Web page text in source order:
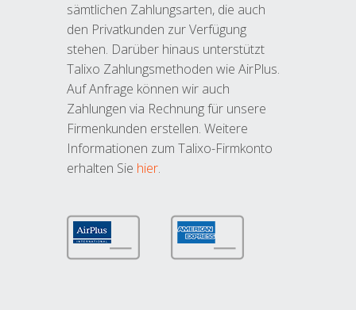
sämtlichen Zahlungsarten, die auch
den Privatkunden zur Verfügung
stehen. Darüber hinaus unterstützt
Talixo Zahlungsmethoden wie AirPlus.
Auf Anfrage können wir auch
Zahlungen via Rechnung für unsere
Firmenkunden erstellen. Weitere
Informationen zum Talixo-Firmkonto
erhalten Sie hier.